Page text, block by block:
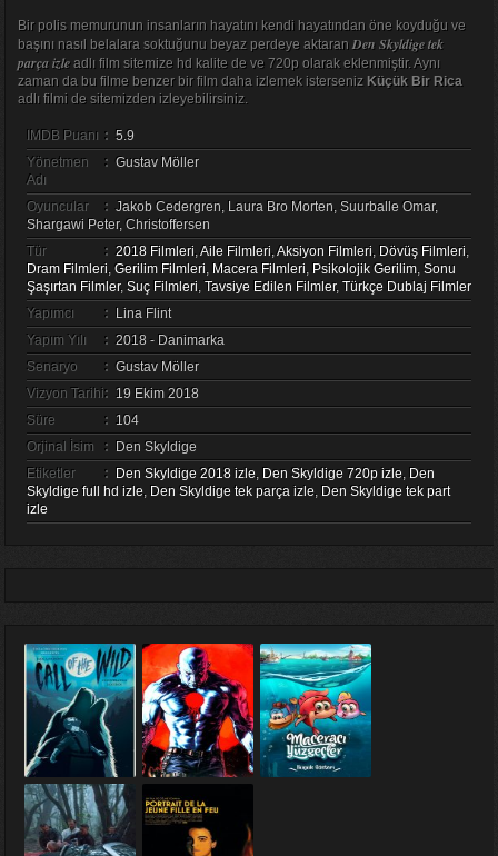
Bir polis memurunun insanların hayatını kendi hayatından öne koyduğu ve
başını nasıl belalara soktuğunu beyaz perdeye aktaran Den Skyldige tek
parça izleadlı film sitemize hd kalite de ve 720p olarak eklenmiştir. Aynı
zaman da bu filme benzer bir film daha izlemek isterseniz Küçük Bir Rica
adlı filmi de sitemizden izleyebilirsiniz.
IMDB Puanı : 5.9
Yönetmen
Adı
: Gustav Möller
Oyuncular : Jakob Cedergren, Laura Bro Morten, Suurballe Omar,
Shargawi Peter, Christoffersen
Tür
: 2018 Filmleri,Aile Filmleri,Aksiyon Filmleri, Dövüş Filmleri,
Dram Filmleri, Gerilim Filmleri, Macera Filmleri, Psikolojik Gerilim, Sonu
Şaşırtan Filmler, Suç Filmleri, Tavsiye Edilen Filmler, Türkçe Dublaj Filmler
Yapımcı
: Lina Flint
Yapım Yılı
: 2018 - Danimarka
Senaryo
: Gustav Möller
Vizyon Tarihi: 19 Ekim 2018
Süre
: 104
Orjinal İsim
: Den Skyldige
Etiketler
: Den Skyldige 2018 izle, Den Skyldige 720p izle, Den
Skyldige full hd izle, Den Skyldige tek parça izle, Den Skyldige tek part
izle